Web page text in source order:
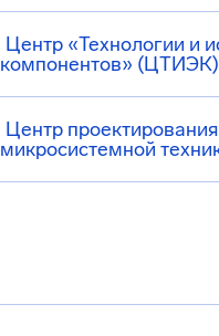
Центр «Технологии и
компонентов» (ЦТИЭК)
Центр
микросистемной